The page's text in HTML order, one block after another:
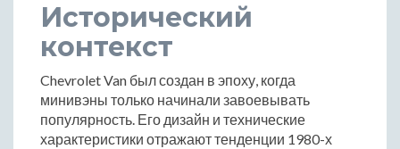
Исторический
контекст
Chevrolet Van был создан в эпоху, когда
минивэны только начинали завоевывать
популярность. Его дизайн и технические
характеристики отражают тенденции 1980-х